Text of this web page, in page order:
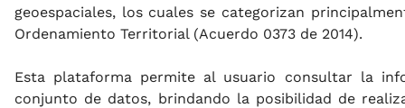
geoespaciales, los cuales se categorizan
Ordenamiento Territorial (Acuerdo 0373 de 2014).
Esta plataforma permite al usuario consultar la
conjunto de datos, brindando la posibilidad de